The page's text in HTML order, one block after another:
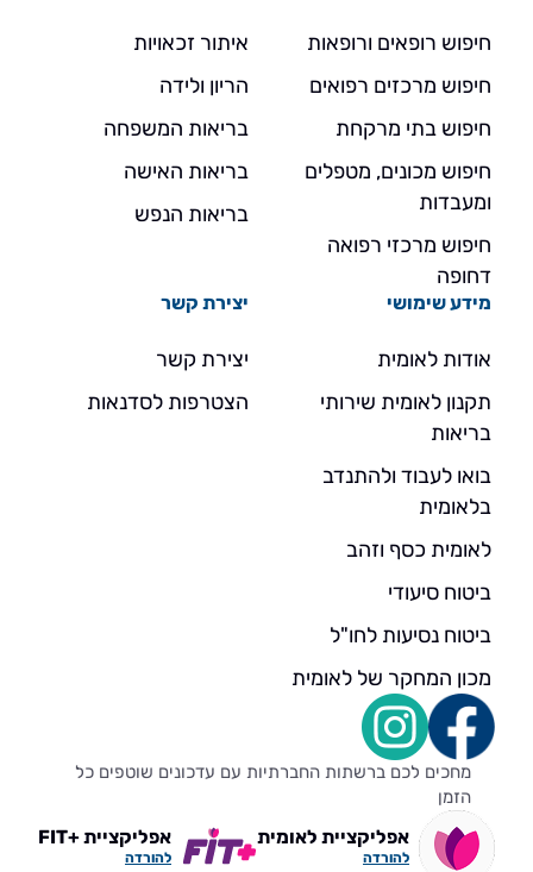
חיפוש רופאים ורופאות
חיפוש מרכזים רפואים
חיפוש בתי מרקחת
חיפוש מכונים, מטפלים
ומעבדות
חיפוש מרכזי רפואה
דחופה
איתור זכאויות
הריון ולידה
בריאות המשפחה
בריאות האישה
בריאות הנפש
מידע שימושי
אודות לאומית
תקנון לאומית שירותי
בריאות
בואו לעבוד ולהתנדב
בלאומית
לאומית כסף וזהב
ביטוח סיעודי
ביטוח נסיעות לחו"ל
מכון המחקר של לאומית
יצירת קשר
יצירת קשר
הצטרפות לסדנאות
מחכים לכם ברשתות החברתיות עם עדכונים שוטפים כל
הזמן
אפליקציית לאומית
להורדה
אפליקציית +FIT
להורדה